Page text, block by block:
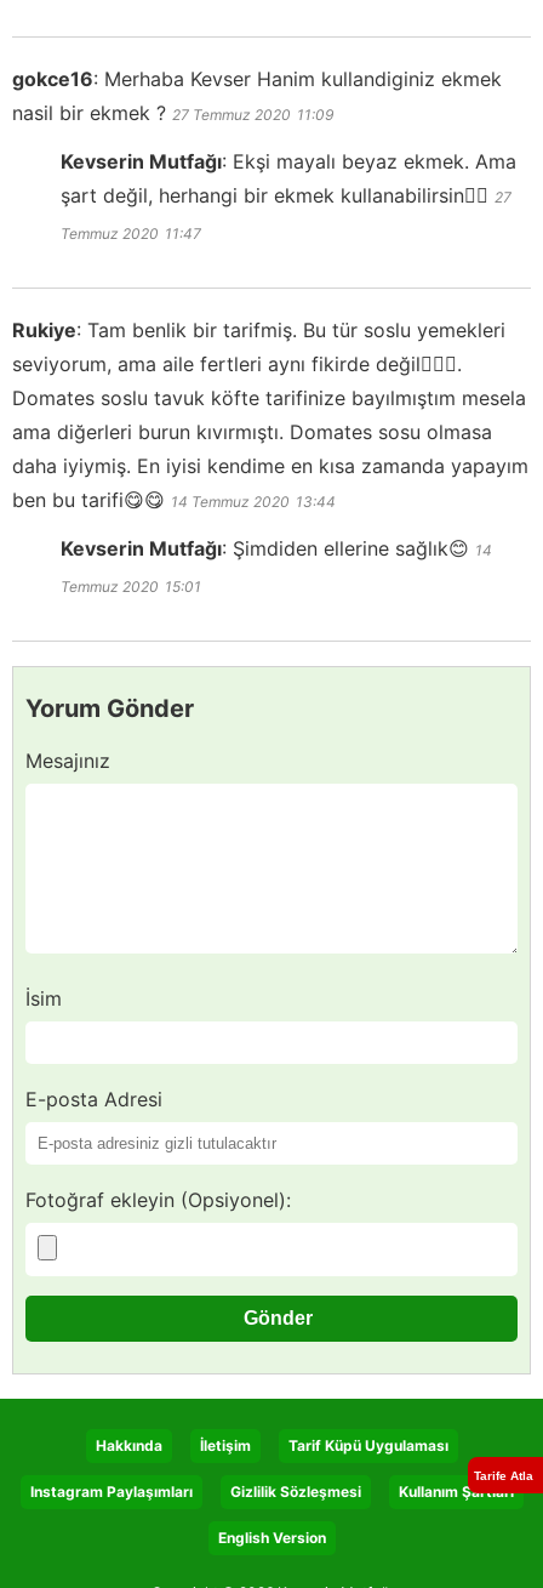
gokce16: Merhaba Kevser Hanim kullandiginiz ekmek
nasil bir ekmek ? 27 Temmuz 2020 11:09
Kevserin Mutfağı: Ekşi mayalı beyaz ekmek. Ama
şart değil, herhangi bir ekmek kullanabilirsin👍🏻 27
Temmuz 2020 11:47
Rukiye: Tam benlik bir tarifmiş. Bu tür soslu yemekleri
seviyorum, ama aile fertleri aynı fikirde değil🤷🏼‍♀️.
Domates soslu tavuk köfte tarifinize bayılmıştım mesela
ama diğerleri burun kıvırmıştı. Domates sosu olmasa
daha iyiymiş. En iyisi kendime en kısa zamanda yapayım
ben bu tarifi😋😋 14 Temmuz 2020 13:44
Kevserin Mutfağı: Şimdiden ellerine sağlık😊 14
Temmuz 2020 15:01
Yorum Gönder
Mesajınız
İsim
E-posta Adresi
Fotoğraf ekleyin (Opsiyonel):
Tarife Atla
Hakkında İletişim Tarif Küpü Uygulaması
Instagram Paylaşımları Gizlilik Sözleşmesi Kullanım Şartları
English Version